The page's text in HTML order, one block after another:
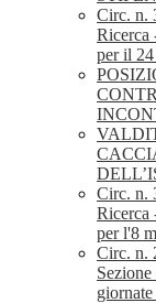
Circ. n.
Ricerca
per il
Circ. n.
Ricerca
per l'8
Circ. n.